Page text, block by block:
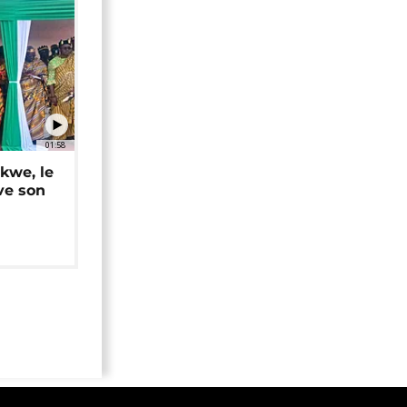
01:58
le
son